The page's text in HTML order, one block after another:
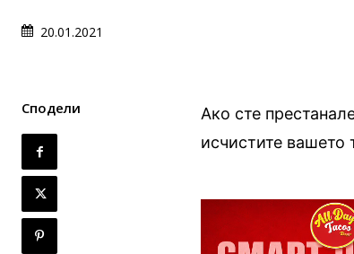
20.01.2021
Сподели
Ако сте
исчистите вашето